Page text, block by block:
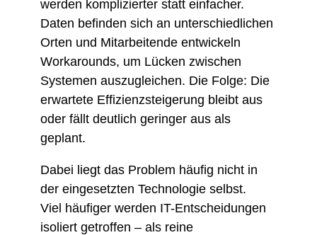
werden komplizierter statt einfacher.
Daten befinden sich an unterschiedlichen
Orten und Mitarbeitende entwickeln
Workarounds, um Lücken zwischen
Systemen auszugleichen. Die Folge: Die
erwartete Effizienzsteigerung bleibt aus
oder fällt deutlich geringer aus als
geplant.
Dabei liegt das Problem häufig nicht in
der eingesetzten Technologie selbst.
Viel häufiger werden IT-Entscheidungen
isoliert getroffen – als reine